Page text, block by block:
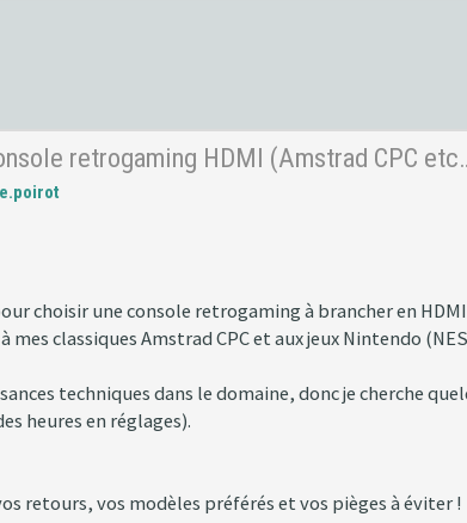
retrogaming HDMI (Amstrad CPC
choisir une console retrogaming à brancher en HDMI
mes classiques Amstrad CPC et aux jeux Nintendo
techniques dans le domaine, donc je cherche
heures en réglages).
retours, vos modèles préférés et vos pièges à éviter !